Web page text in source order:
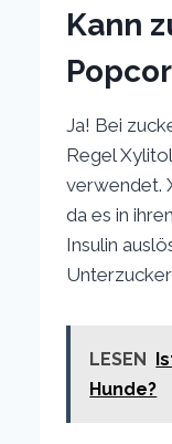
Kann
Ja! Bei
Regel
verwendet.
da es in
Insulin
LESEN
Hunde?